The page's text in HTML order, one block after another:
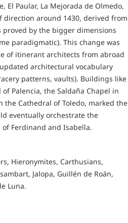
El Paular, La Mejorada de Olmedo,
direction around 1430, derived from
by the bigger dimensions
paradigmatic). This change was
of itinerant architects from abroad
architectural vocabulary
patterns, vaults). Buildings like
Palencia, the Saldaña Chapel in
the Cathedral of Toledo, marked the
eventually orchestrate the
Ferdinand and Isabella.
Hieronymites, Carthusians,
Jalopa, Guillén de Roán,
Luna.